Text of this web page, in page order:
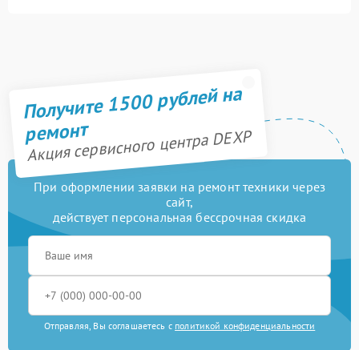
Получите 1500 рублей на
ремонт
Акция сервисного центра DEXP
При оформлении заявки на ремонт техники через
сайт,
действует персональная бессрочная скидка
Отправляя, Вы соглашаетесь с политикой конфиденциальности